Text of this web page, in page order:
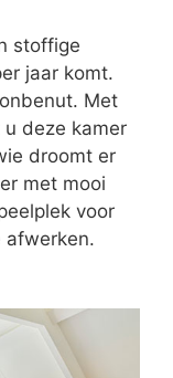
stoffige
jaar komt.
Met
deze kamer
droomt er
met mooi
voor
afwerken.